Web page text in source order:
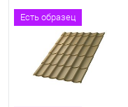
Есть образец